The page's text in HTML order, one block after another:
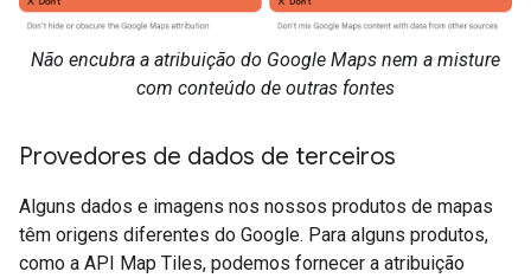
Não encubra a atribuição do Google Maps nem a misture
com conteúdo de outras fontes
Provedores de dados de terceiros
Alguns dados e imagens nos nossos produtos de mapas
têm origens diferentes do Google. Para alguns produtos,
como a API Map Tiles, podemos fornecer a atribuição